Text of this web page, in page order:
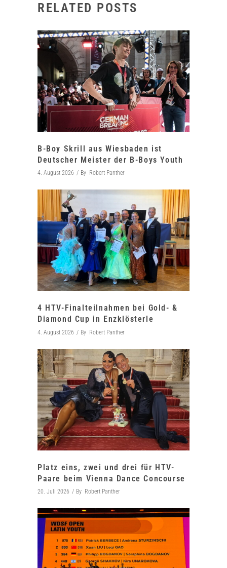
RELATED POSTS
B-Boy Skrill aus Wiesbaden ist
Deutscher Meister der B-Boys Youth
4. August 2026 By Robert Panther
4 HTV-Finalteilnahmen bei Gold- &
Diamond Cup in Enzklösterle
4. August 2026 By Robert Panther
Platz eins, zwei und drei für HTV-
Paare beim Vienna Dance Concourse
20. Juli 2026 By Robert Panther